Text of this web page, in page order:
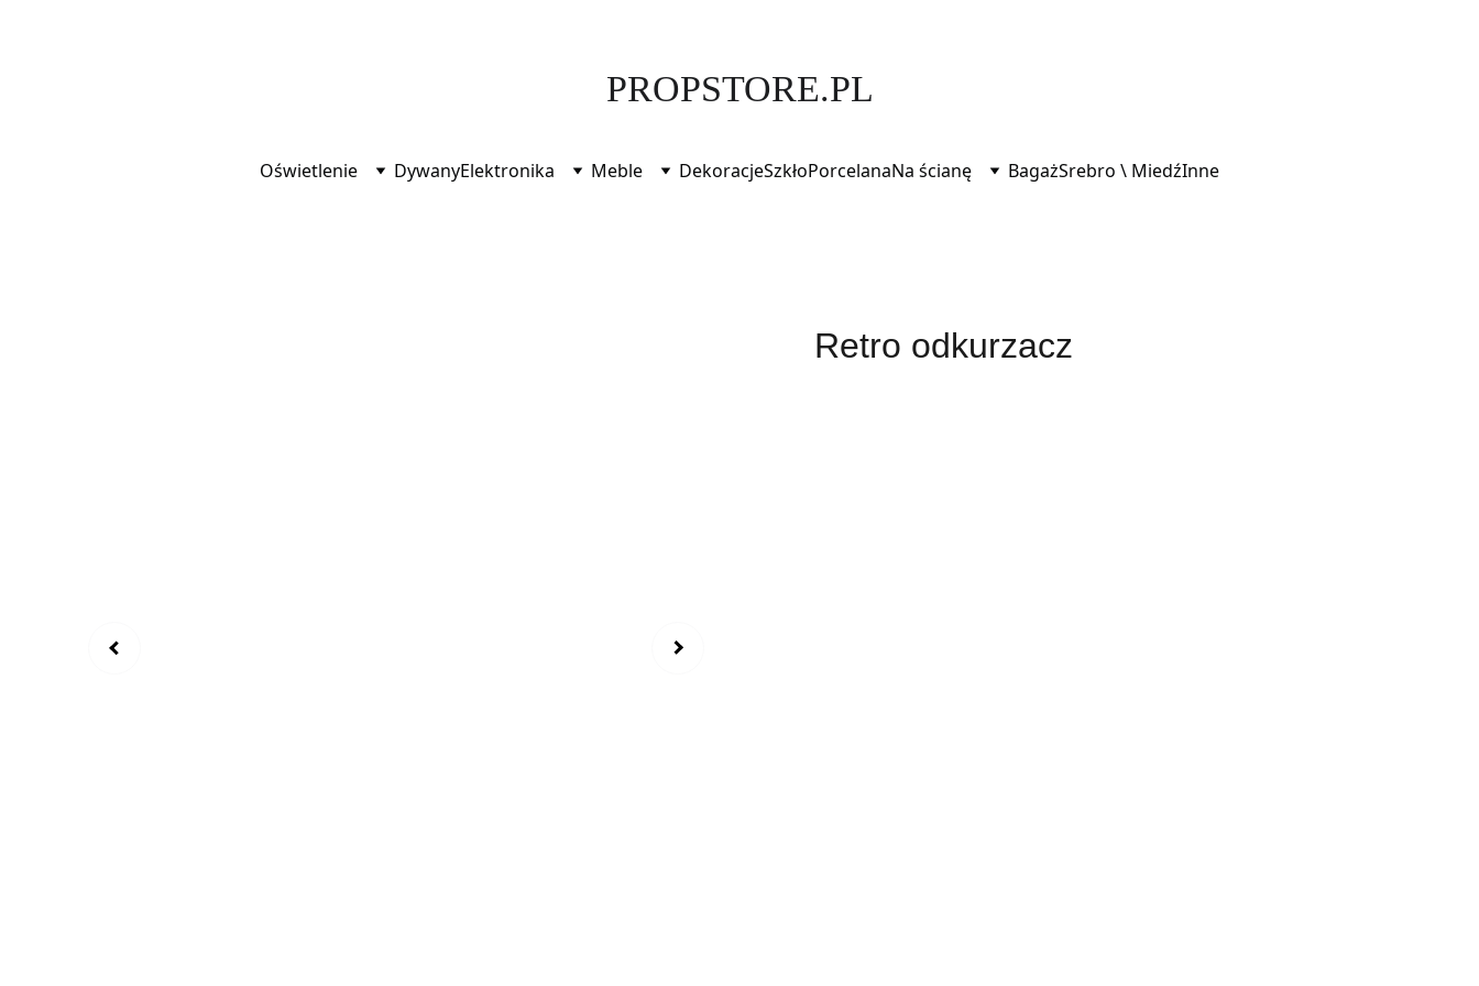
PROPSTORE.PL
Oświetlenie DywanyElektronika Meble DekoracjeSzkłoPorcelanaNa ścianę BagażSrebro \ MiedźInne
Retro odkurzacz